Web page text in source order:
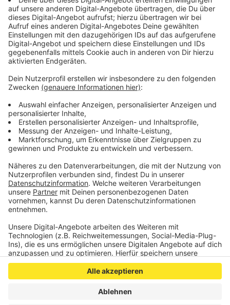
Das Nest ist bei einer Baumkontrolle im
Kreuzungsbereich des Stadtgartenwanderwegs und
der Zufahrt zum Stadtgarten von der Tittelstraße aus
entdeckt worden.
Die Brennhaare der Raupe können beim Menschen
allergische Hautreaktionen auslösen.
Die Stadt hat jetzt den Gefahrenbereich zunächst mit
Flatterband kenntlich gemacht und Hinweisschilder
aufgestellt. Voraussichtlich am Dienstag wird eine
externe Firma die Eichenprozessionsspinner absaugen.
Anzeige